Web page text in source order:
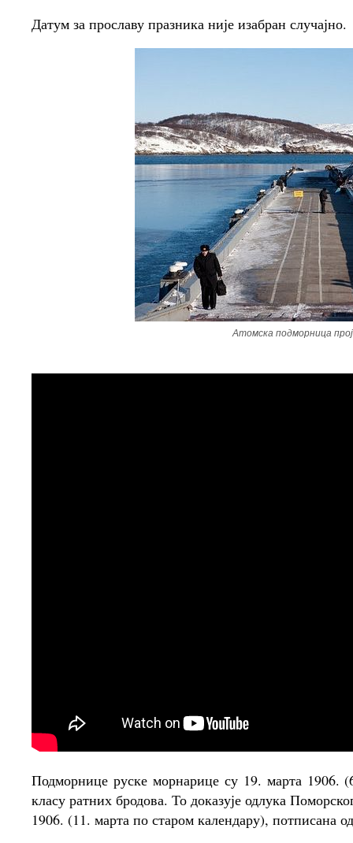
Датум за прославу празника није изабран случајно.
Атомска подморница
Подморнице руске морнарице су 19. марта 1906.
класу ратних бродова. То доказује одлука
1906. (11. марта по старом календару), потписана